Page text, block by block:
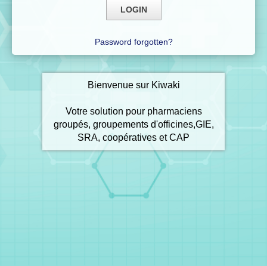
Password forgotten?
Bienvenue sur Kiwaki
Votre solution pour pharmaciens
groupés, groupements d'officines,GIE,
SRA, coopératives et CAP